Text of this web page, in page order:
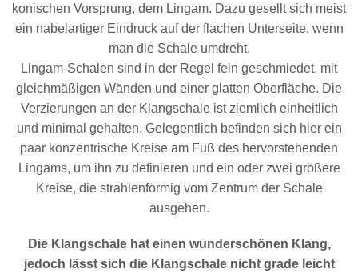
konischen Vorsprung, dem Lingam. Dazu gesellt sich meist
ein nabelartiger Eindruck auf der flachen Unterseite, wenn
man die Schale umdreht.
Lingam-Schalen sind in der Regel fein geschmiedet, mit
gleichmäßigen Wänden und einer glatten Oberfläche. Die
Verzierungen an der Klangschale ist ziemlich einheitlich
und minimal gehalten. Gelegentlich befinden sich hier ein
paar konzentrische Kreise am Fuß des hervorstehenden
Lingams, um ihn zu definieren und ein oder zwei größere
Kreise, die strahlenförmig vom Zentrum der Schale
ausgehen.
Die Klangschale hat einen wunderschönen Klang,
jedoch lässt sich die Klangschale nicht grade leicht